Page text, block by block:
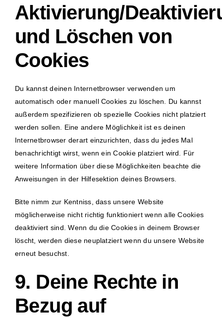
Aktivierung/
und Löschen von
Cookies
Du kannst deinen Internetbrowser verwenden um
automatisch oder manuell Cookies zu löschen. Du kannst
außerdem spezifizieren ob spezielle Cookies nicht platziert
werden sollen. Eine andere Möglichkeit ist es deinen
Internetbrowser derart einzurichten, dass du jedes Mal
benachrichtigt wirst, wenn ein Cookie platziert wird. Für
weitere Information über diese Möglichkeiten beachte die
Anweisungen in der Hilfesektion deines Browsers.
Bitte nimm zur Kentniss, dass unsere Website
möglicherweise nicht richtig funktioniert wenn alle Cookies
deaktiviert sind. Wenn du die Cookies in deinem Browser
löscht, werden diese neuplatziert wenn du unsere Website
erneut besuchst.
9. Deine Rechte in
Bezug auf